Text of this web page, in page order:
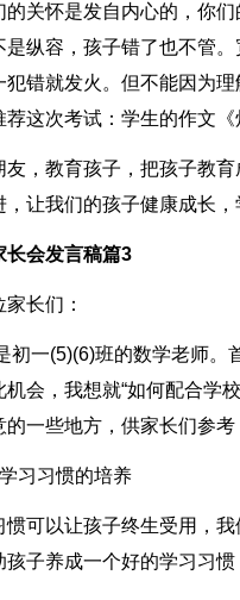
的关怀是发自内心的，你
是纵容，孩子错了也不管
犯错就发火。但不能因为
荐这次考试：学生的作文
友，教育孩子，把孩子教
，让我们的孩子健康成长
长会发言稿篇3
长们：
初一(5)(6)班的数学老师
会，我想就“如何配合学
一些地方，供家长们参考
习习惯的培养
惯可以让孩子终生受用，
子养成一个好的学习习惯